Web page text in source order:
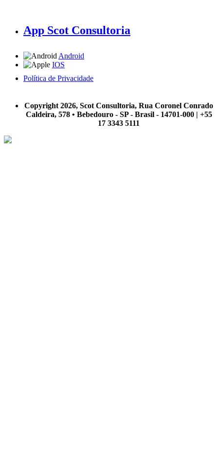
App Scot Consultoria
Android
IOS
Política de Privacidade
Copyright 2026, Scot Consultoria, Rua Coronel Conrado
Caldeira, 578 • Bebedouro - SP - Brasil - 14701-000 | +55
17 3343 5111